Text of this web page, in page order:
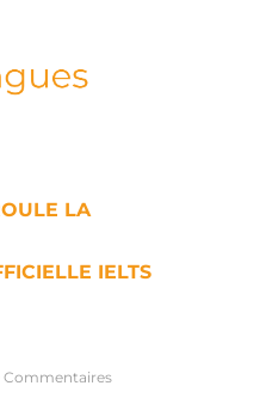
LA
IELTS
Commentaires